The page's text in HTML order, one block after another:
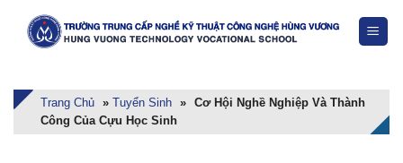
Trang Chủ » Tuyển Sinh » Cơ Hội Nghề Nghiệp Và Thành
Công Của Cựu Học Sinh